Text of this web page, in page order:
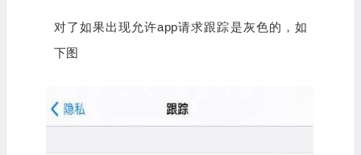
对了如果出现允许app请求跟踪是灰色的，如
下图